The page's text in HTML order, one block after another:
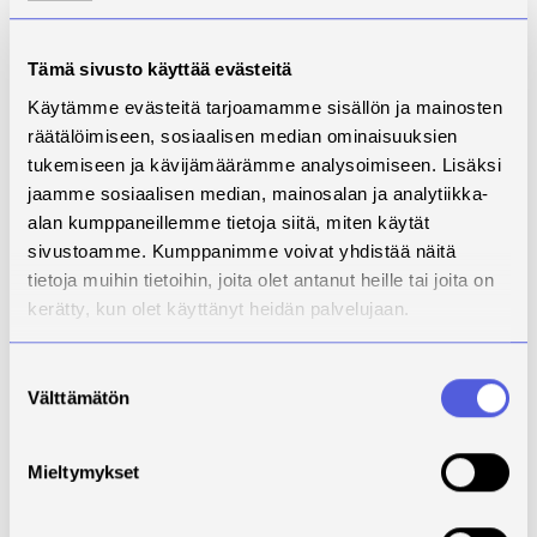
Tämä sivusto käyttää evästeitä
Käytämme evästeitä tarjoamamme sisällön ja mainosten
räätälöimiseen, sosiaalisen median ominaisuuksien
tukemiseen ja kävijämäärämme analysoimiseen. Lisäksi
jaamme sosiaalisen median, mainosalan ja analytiikka-
alan kumppaneillemme tietoja siitä, miten käytät
sivustoamme. Kumppanimme voivat yhdistää näitä
tietoja muihin tietoihin, joita olet antanut heille tai joita on
kerätty, kun olet käyttänyt heidän palvelujaan.
valinta
Välttämätön
Mieltymykset
asettaa pieniä tavoitteita ruokailutottumusten
voivat tukea hyvinvointia, kertoo verkkotyökalujen
Aittola.
Helppokäyttöisiä
työkaluja kaikille
aikuisille
Verkkotyökalut toimivat ilman kirjautumista, ja niiden
käyttö on tehty helpoksi lukuisten käyttäjätestausten
ja haastatteluiden avulla. – Tavoitteena on ollut tehdä
työkaluista mahdollisimman saavutettavat ja
Jesse Honkanen
Savonia-ammattikorkeakoulusta.